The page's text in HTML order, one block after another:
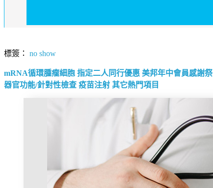
標簽： no show
mRNA循環腫瘤細胞 指定二人同行優惠 美邦年中會員感謝祭
器官功能/針對性檢查 疫苗注射 其它熱門項目